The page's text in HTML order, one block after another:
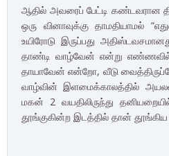
ஆதில் அவரைப் பேட்டி கண்டவரான
ஒரு வினாவுக்கு தாமதியாமல்
உயிரோடு இருப்பது
தாண்டி வாழ்வேன் என்று
தாயாவேன் என்றோ, வீடு
வாழ்வின் இளமைக்காலத்தில்
மகன் 2 வயதிலிருந்து
தூங்குகின்ற இடத்தில் தான் தூங்கிய